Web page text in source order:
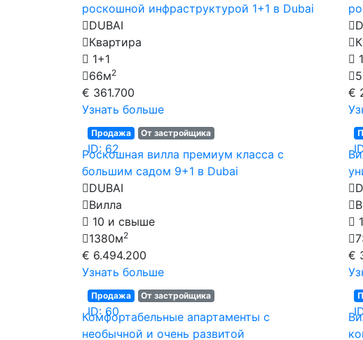
роскошной инфраструктурой 1+1 в Dubai
DUBAI
Квартира
1+1
66м2
€ 361.700
Узнать больше
€
Продажа От застройщика
ID: 62
Роскошная вилла премиум класса с
большим садом 9+1 в Dubai
DUBAI
Вилла
10 и свыше
1380м2
€ 6.494.200
Узнать больше
€
Продажа От застройщика
ID: 60
Комфортабельные апартаменты с
необычной и очень развитой